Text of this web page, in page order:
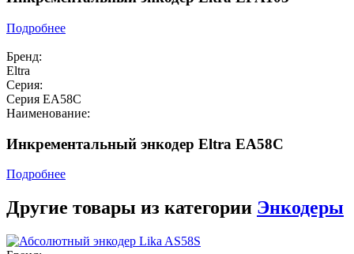
Подробнее
Бренд:
Eltra
Серия:
Серия EA58C
Наименование:
Инкрементальный энкодер Eltra EA58C
Подробнее
Другие товары из категории Энкодеры